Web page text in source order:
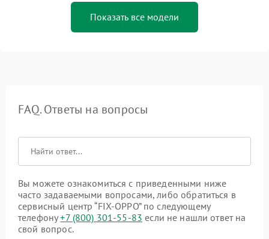
Показать все модели
FAQ. Ответы на вопросы
Вы можете ознакомиться с приведенными ниже
часто задаваемыми вопросами, либо обратиться в
сервисный центр “FIX-OPPO” по следующему
телефону+7 (800) 301-55-83 если не нашли ответ на
свой вопрос.